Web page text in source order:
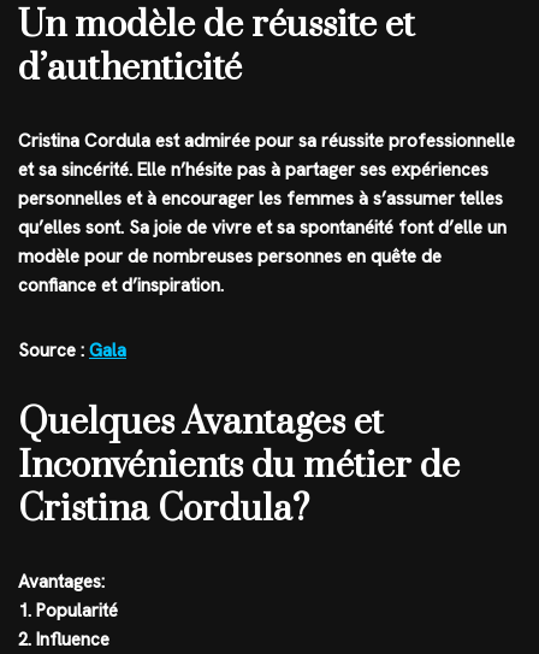
Un modèle de réussite et
d’authenticité
Cristina Cordula est admirée pour sa réussite professionnelle
et sa sincérité. Elle n’hésite pas à partager ses expériences
personnelles et à encourager les femmes à s’assumer telles
qu’elles sont. Sa joie de vivre et sa spontanéité font d’elle un
modèle pour de nombreuses personnes en quête de
confiance et d’inspiration.
Source : Gala
Quelques Avantages et
Inconvénients du métier de
Cristina Cordula?
Avantages:
1. Popularité
2. Influence